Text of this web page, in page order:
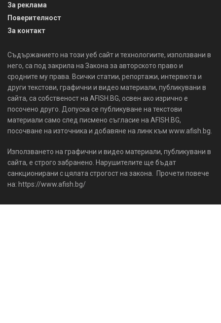
За реклама
Поверителност
За контакт
Съдържанието на този уеб сайт и технологиите, използвани в
него, са под закрила на Закона за авторското право и
сродните му права. Всички статии, репортажи, интервюта и
други текстови, графични и видео материали, публикувани в
сайта, са собственост на AFISH.BG, освен ако изрично е
посочено друго. Допуска се публикуване на текстови
материали само след писмено съгласие на AFISH.BG,
посочване на източника и добавяне на линк към www.afish.bg.
Използването на графични и видео материали, публикувани в
сайта, е строго забранено. Нарушителите ще бъдат
санкционирани с цялата строгост на закона. Прочети повече
на: https://www.afish.bg/